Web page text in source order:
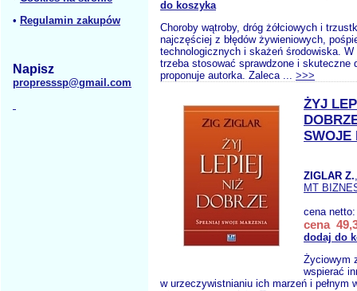
• Regulamin zakupów
Napisz
propresssp@gmail.com
do koszyka
Choroby wątroby, dróg żółciowych i
najczęściej z błędów żywieniowych,
technologicznych i skażeń środowiska. W
trzeba stosować sprawdzone i skuteczne
proponuje autorka. Zaleca ... >>>
ŻYJ
SWOJE
ZIGLAR Z.
MT
cena
cena
dodaj do
Życiowym
wspierać
w urzeczywistnianiu ich marzeń i pełnym